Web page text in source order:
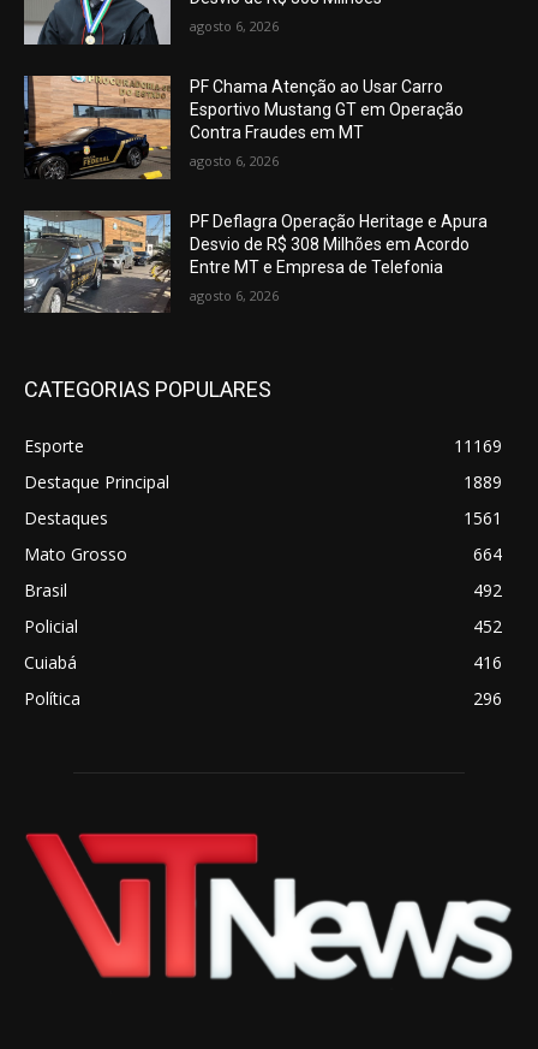
agosto 6, 2026
PF Chama Atenção ao Usar Carro
Esportivo Mustang GT em Operação
Contra Fraudes em MT
agosto 6, 2026
PF Deflagra Operação Heritage e Apura
Desvio de R$ 308 Milhões em Acordo
Entre MT e Empresa de Telefonia
agosto 6, 2026
CATEGORIAS POPULARES
Esporte
11169
Destaque Principal
1889
Destaques
1561
Mato Grosso
664
Brasil
492
Policial
452
Cuiabá
416
Política
296